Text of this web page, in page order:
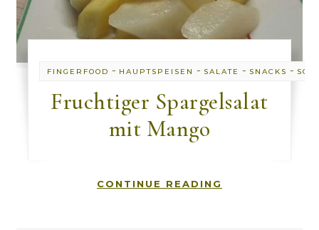
FINGERFOOD - HAUPTSPEISEN - SALATE - SNACKS -
​Fruchtiger Spargelsalat
mit Mango
CONTINUE READING